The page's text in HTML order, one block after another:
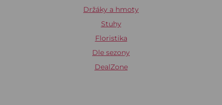
Držáky a hmoty
Stuhy
Floristika
Dle sezony
DealZone